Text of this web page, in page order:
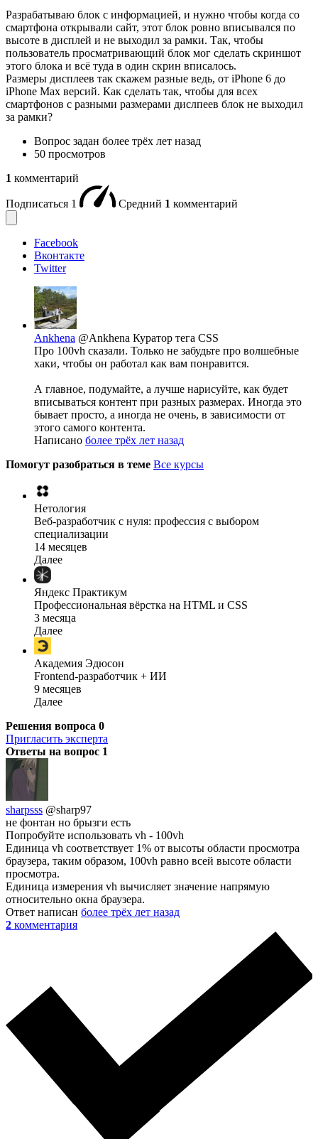
Разрабатываю блок с информацией, и нужно чтобы когда со
смартфона открывали сайт, этот блок ровно вписывался по
высоте в дисплей и не выходил за рамки. Так, чтобы
пользователь просматривающий блок мог сделать скриншот
этого блока и всё туда в один скрин вписалось.
Размеры дисплеев так скажем разные ведь, от iPhone 6 до
iPhone Max версий. Как сделать так, чтобы для всех
смартфонов с разными размерами дислпеев блок не выходил
за рамки?
Вопрос задан более трёх лет назад
50 просмотров
1 комментарий
Подписаться 1 Средний 1 комментарий
Facebook
Вконтакте
Twitter
Ankhena @Ankhena Куратор тега CSS
Про 100vh сказали. Только не забудьте про волшебные
хаки, чтобы он работал как вам понравится.
А главное, подумайте, а лучше нарисуйте, как будет
вписываться контент при разных размерах. Иногда это
бывает просто, а иногда не очень, в зависимости от
этого самого контента.
Написано более трёх лет назад
Помогут разобраться в теме Все курсы
Нетология
Веб-разработчик с нуля: профессия с выбором
специализации
14 месяцев
Далее
Яндекс Практикум
Профессиональная вёрстка на HTML и CSS
3 месяца
Далее
Академия Эдюсон
Frontend-разработчик + ИИ
9 месяцев
Далее
Решения вопроса 0
Пригласить эксперта
Ответы на вопрос 1
sharpsss @sharp97
не фонтан но брызги есть
Попробуйте использовать vh - 100vh
Единица vh соответствует 1% от высоты области просмотра
браузера, таким образом, 100vh равно всей высоте области
просмотра.
Единица измерения vh вычисляет значение напрямую
относительно окна браузера.
Ответ написан более трёх лет назад
2 комментария